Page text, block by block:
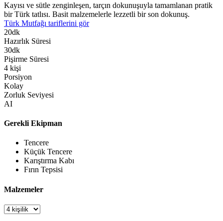
Kayısı ve sütle zenginleşen, tarçın dokunuşuyla tamamlanan pratik
bir Türk tatlısı. Basit malzemelerle lezzetli bir son dokunuş.
Türk Mutfağı tariflerini gör
20dk
Hazırlık Süresi
30dk
Pişirme Süresi
4 kişi
Porsiyon
Kolay
Zorluk Seviyesi
AI
Gerekli Ekipman
Tencere
Küçük Tencere
Karıştırma Kabı
Fırın Tepsisi
Malzemeler